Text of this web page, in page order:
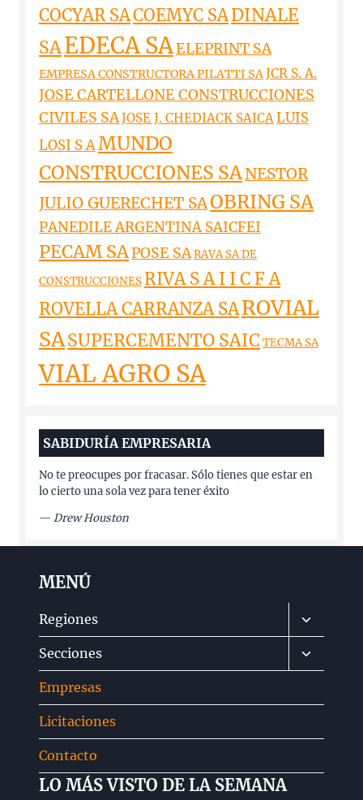
COCYAR SACOEMYC SADINALE
SAEDECA SAELEPRINT SA
EMPRESA CONSTRUCTORA PILATTI SAJCR S. A.
JOSE CARTELLONE CONSTRUCCIONES
CIVILES SAJOSE J. CHEDIACK SAICALUIS
LOSI S AMUNDO
CONSTRUCCIONES SANESTOR
JULIO GUERECHET SAOBRING SA
PANEDILE ARGENTINA SAICFEI
PECAM SAPOSE SARAVA SA DE
CONSTRUCCIONES RIVA S A I I C F A
ROVELLA CARRANZA SAROVIAL
SASUPERCEMENTO SAIC TECMA SA
VIAL AGRO SA
SABIDURÍA EMPRESARIA
No te preocupes por fracasar. Sólo tienes que estar en
lo cierto una sola vez para tener éxito
— Drew Houston
MENÚ
Regiones
Alternar
menú
hijo
Secciones
Alternar
menú
Empresas
Licitaciones
Contacto
LO MÁS VISTO DE LA SEMANA